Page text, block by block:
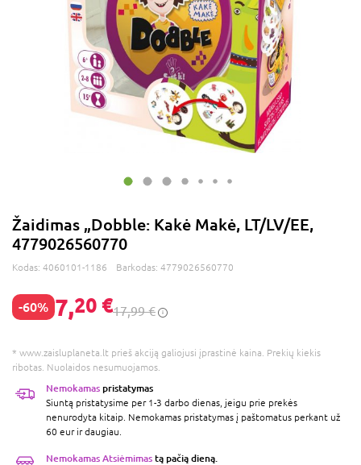
Žaidimas „Dobble: Kakė Makė, LT/LV/EE,
4779026560770
Kodas: 4060101-1186 Barkodas: 4779026560770
-60% 7,20 €17,99 €
* www.zaisluplaneta.lt prieš akciją galiojusi įprastinė kaina. Prekių kiekis
ribotas. Nuolaidos nesumuojamos.
Nemokamas pristatymas
Siuntą pristatysime per 1-3 darbo dienas, jeigu prie prekės
nenurodyta kitaip. Nemokamas pristatymas į paštomatus perkant už
60 eur ir daugiau.
Nemokamas Atsiėmimas tą pačią dieną.